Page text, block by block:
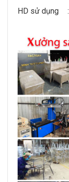
HD sử dụng
: